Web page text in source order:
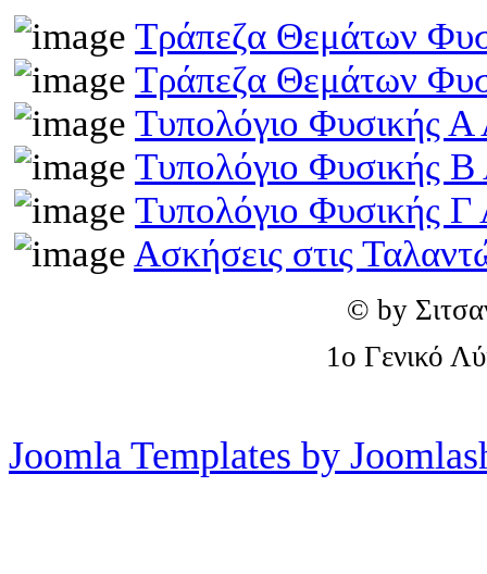
Τράπεζα Θεμάτων
Τράπεζα Θεμάτων
Τυπολόγιο Φυσικής Α
Τυπολόγιο Φυσικής Β
Τυπολόγιο Φυσικής Γ
Ασκήσεις στις
© by
1o Γενικό
Joomla Templates by